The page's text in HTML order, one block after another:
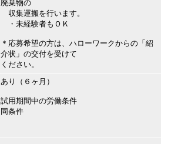
廃棄物の
収集運搬を行います。
・未経験者もＯＫ
＊応募希望の方は、ハローワークからの「紹
介状」の交付を受けて
ください。
あり（６ヶ月）
試用期間中の労働条件
同条件